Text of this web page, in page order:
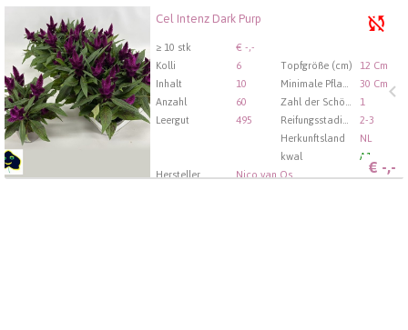
Cel Intenz Dark Purp
≥ 10 stk
€ -,-
Kolli
6 Topfgröße (cm)
12 Cm
Inhalt
10
30 Cm
Anzahl
60
1
Leergut
495
2-3
Herkunftsland
NL
kwal
A1
Hersteller
Nico van Os € -,-
Cel Intenz Dark Purp
U moet ingelogd zijn om te kunnen kopen.
anmelden